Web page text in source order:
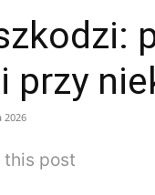
przy
2026
this post